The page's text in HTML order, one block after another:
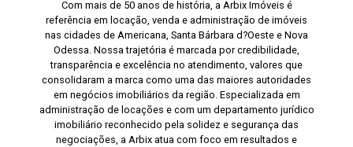
Com mais de 50 anos de história, a Arbix Imóveis é
referência em locação, venda e administração de imóveis
nas cidades de Americana, Santa Bárbara d?Oeste e Nova
Odessa. Nossa trajetória é marcada por credibilidade,
transparência e excelência no atendimento, valores que
consolidaram a marca como uma das maiores autoridades
em negócios imobiliários da região. Especializada em
administração de locações e com um departamento jurídico
imobiliário reconhecido pela solidez e segurança das
negociações, a Arbix atua com foco em resultados e